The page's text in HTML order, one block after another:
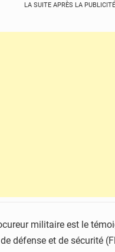
LA SUITE APRÈS LA PUBLICITÉ
militaire est le
défense et de sécurité